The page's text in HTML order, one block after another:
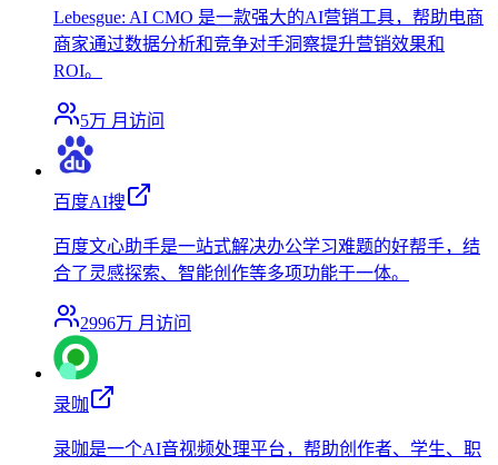
Lebesgue: AI CMO 是一款强大的AI营销工具，帮助电商
商家通过数据分析和竞争对手洞察提升营销效果和
ROI。
5万 月访问
百度AI搜
百度文心助手是一站式解决办公学习难题的好帮手，结
合了灵感探索、智能创作等多项功能于一体。
2996万 月访问
录咖
录咖是一个AI音视频处理平台，帮助创作者、学生、职